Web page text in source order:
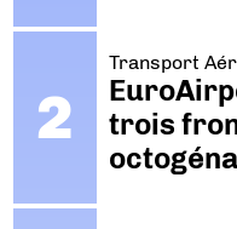
Transport
trois